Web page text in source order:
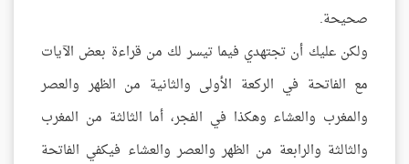
صحيحة.
ولكن عليك أن تجتهدي فيما تيسر لك من قراءة بعض الآيات
مع الفاتحة في الركعة الأولى والثانية من الظهر والعصر
والمغرب والعشاء وهكذا في الفجر، أما الثالثة من المغرب
والثالثة والرابعة من الظهر والعصر والعشاء فيكفي الفاتحة